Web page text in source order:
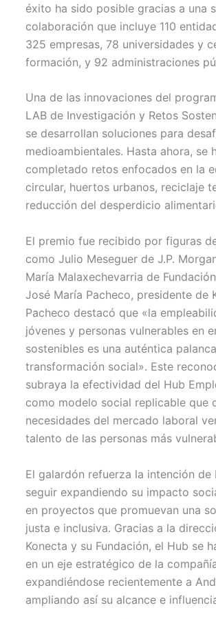
éxito ha sido posible gracias a una
colaboración que incluye 110
325 empresas, 78 universidades y
formación, y 92 administraciones
Una de las innovaciones del
LAB de Investigación y Retos
se desarrollan soluciones para
medioambientales. Hasta ahora, se
completado retos enfocados en la
circular, huertos urbanos, reciclaje
reducción del desperdicio
El premio fue recibido por figuras
como Julio Meseguer de J.P.
María Malaxechevarria de
José María Pacheco, presidente de
Pacheco destacó que «la
jóvenes y personas vulnerables en
sostenibles es una auténtica
transformación social». Este
subraya la efectividad del Hub
como modelo social replicable que
necesidades del mercado laboral
talento de las personas más
El galardón refuerza la intención de
seguir expandiendo su impacto
en proyectos que promuevan una
justa e inclusiva. Gracias a la
Konecta y su Fundación, el Hub se
en un eje estratégico de la
expandiéndose recientemente a
ampliando así su alcance e